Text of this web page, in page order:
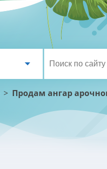
> Продам ангар